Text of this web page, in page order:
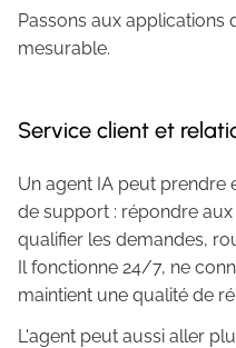
Passons aux applications
mesurable.
Service client et
Un agent IA peut prendre
de support : répondre
qualifier les demandes,
Il fonctionne 24/7, ne
maintient une qualité de
L'agent peut aussi aller